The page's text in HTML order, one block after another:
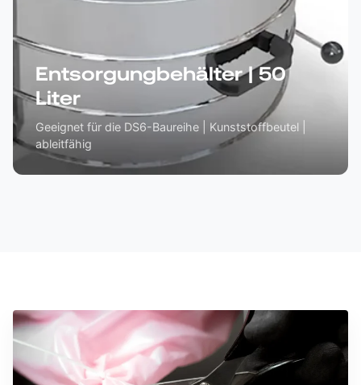
Entsorgungbehälter | 50
Liter
Geeignet für die DS6-Baureihe | Kunststoffbeutel |
ableitfähig